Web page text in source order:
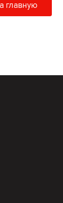
главную